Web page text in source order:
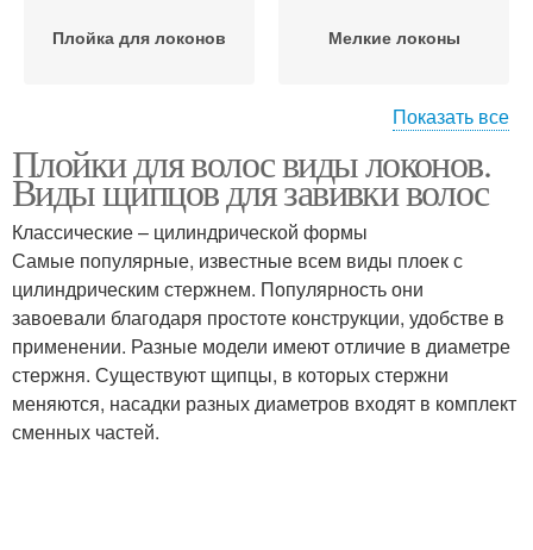
Плойка для локонов Мелкие локоны
Плойки для крупных
локонов
Показать все
Плойки для волос виды локонов.
Виды щипцов для завивки волос
Классические – цилиндрической формы
Самые популярные, известные всем виды плоек с
цилиндрическим стержнем. Популярность они
завоевали благодаря простоте конструкции, удобстве в
применении. Разные модели имеют отличие в диаметре
стержня. Существуют щипцы, в которых стержни
меняются, насадки разных диаметров входят в комплект
сменных частей.